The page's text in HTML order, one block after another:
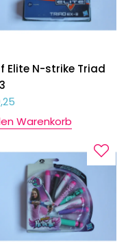
Elite N-strike Triad
Warenkorb